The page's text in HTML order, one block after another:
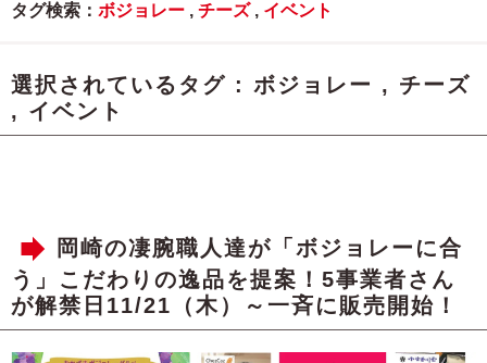
タグ検索： ボジョレー , チーズ, イベント
選択されているタグ : ボジョレー , チーズ
, イベント
岡崎の凄腕職人達が「ボジョレーに合
う」こだわりの逸品を提案！5事業者さん
が解禁日11/21（木）～一斉に販売開始！